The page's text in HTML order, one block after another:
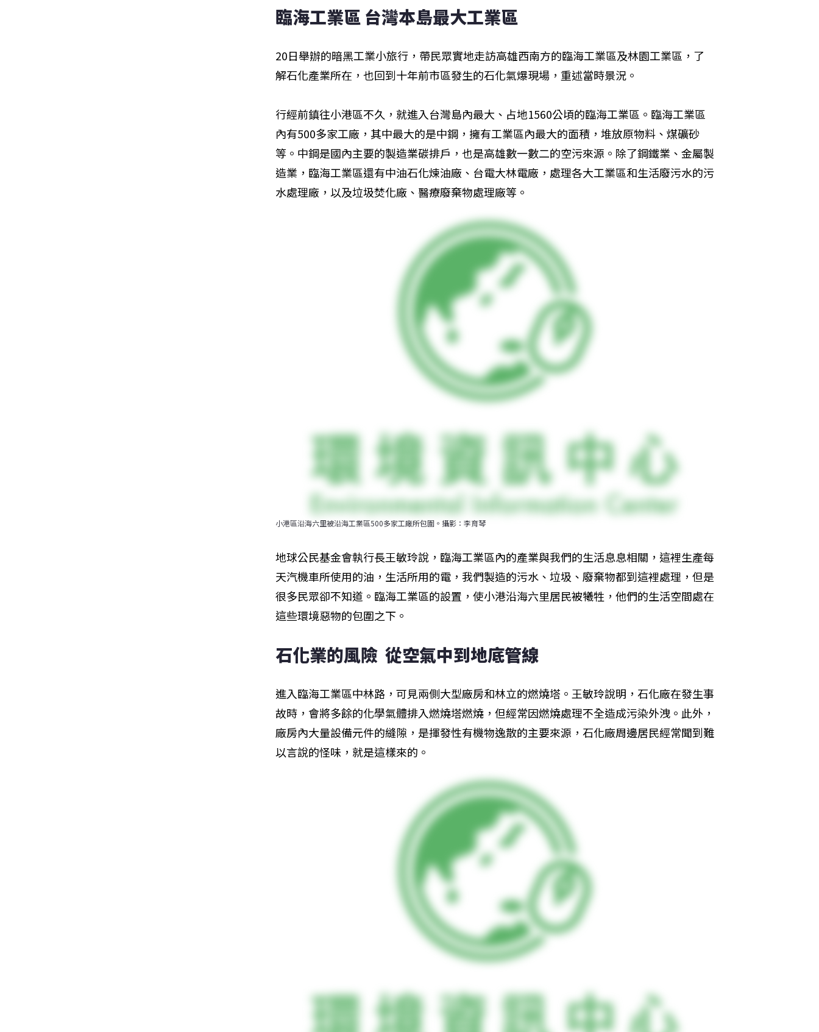
臨海工業區 台灣本島最大工業區
20日舉辦的暗黑工業小旅行，帶民眾實地走訪高雄西南方的臨海工業區及林園工業區，了
解石化產業所在，也回到十年前市區發生的石化氣爆現場，重述當時景況。
行經前鎮往小港區不久，就進入台灣島內最大、占地1560公頃的臨海工業區。臨海工業區
內有500多家工廠，其中最大的是中鋼，擁有工業區內最大的面積，堆放原物料、煤礦砂
等。中鋼是國內主要的製造業碳排戶，也是高雄數一數二的空污來源。除了鋼鐵業、金屬製
造業，臨海工業區還有中油石化煉油廠、台電大林電廠，處理各大工業區和生活廢污水的污
水處理廠，以及垃圾焚化廠、醫療廢棄物處理廠等。
小港區沿海六里被沿海工業區500多家工廠所包圍。攝影：李育琴
地球公民基金會執行長王敏玲說，臨海工業區內的產業與我們的生活息息相關，這裡生產每
天汽機車所使用的油，生活所用的電，我們製造的污水、垃圾、廢棄物都到這裡處理，但是
很多民眾卻不知道。臨海工業區的設置，使小港沿海六里居民被犧牲，他們的生活空間處在
這些環境惡物的包圍之下。
石化業的風險  從空氣中到地底管線
進入臨海工業區中林路，可見兩側大型廠房和林立的燃燒塔。王敏玲說明，石化廠在發生事
故時，會將多餘的化學氣體排入燃燒塔燃燒，但經常因燃燒處理不全造成污染外洩。此外，
廠房內大量設備元件的縫隙，是揮發性有機物逸散的主要來源，石化廠周邊居民經常聞到難
以言說的怪味，就是這樣來的。